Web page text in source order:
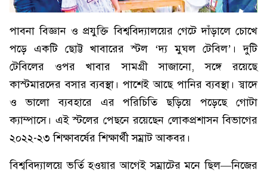
পাবনা বিজ্ঞান ও প্রযুক্তি বিশ্ববিদ্যালয়ের গেটে দাঁড়ালে চোখে
পড়ে একটি ছোট্ট খাবারের স্টল ‘দ্য মুঘল টেবিল’। দুটি
টেবিলের ওপর খাবার সামগ্রী সাজানো, সঙ্গে রয়েছে
কাস্টমারদের বসার ব্যবস্থা। পাশেই আছে পানির ব্যবস্থা। স্বাদে
ও ভালো ব্যবহারে এর পরিচিতি ছড়িয়ে পড়েছে গোটা
ক্যাম্পাসে। এই স্টলের পেছনে রয়েছেন লোকপ্রশাসন বিভাগের
২০২২-২৩ শিক্ষাবর্ষের শিক্ষার্থী সম্রাট আকবর।
বিশ্ববিদ্যালয়ে ভর্তি হওয়ার আগেই সম্রাটের মনে ছিল—নিজের